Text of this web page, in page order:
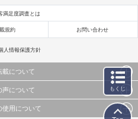
満足度調査とは
規約 お問い合わせ
人情報保護方針
載について
ラスト、画像データ等）及びこれらの配置・
などの二次利用を行うことは固く禁じており
声について
の利用者が提出された見解・感想です。
使用について
もくじ